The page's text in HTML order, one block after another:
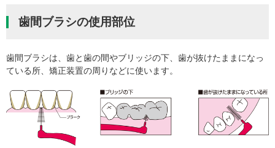
歯間ブラシの使用部位
歯間ブラシは、歯と歯の間やブリッジの下、歯が抜けたままになっ
ている所、矯正装置の周りなどに使います。